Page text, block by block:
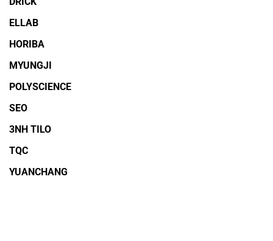
ELLAB
HORIBA
MYUNGJI
POLYSCIENCE
SEO
3NH TILO
TQC
YUANCHANG